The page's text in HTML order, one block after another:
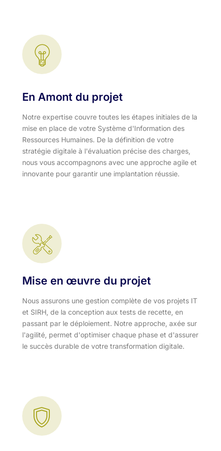
En Amont du projet
Notre expertise couvre toutes les étapes initiales de la
mise en place de votre Système d'Information des
Ressources Humaines. De la définition de votre
stratégie digitale à l'évaluation précise des charges,
nous vous accompagnons avec une approche agile et
innovante pour garantir une implantation réussie.
Mise en œuvre du projet
Nous assurons une gestion complète de vos projets IT
et SIRH, de la conception aux tests de recette, en
passant par le déploiement. Notre approche, axée sur
l'agilité, permet d'optimiser chaque phase et d'assurer
le succès durable de votre transformation digitale.